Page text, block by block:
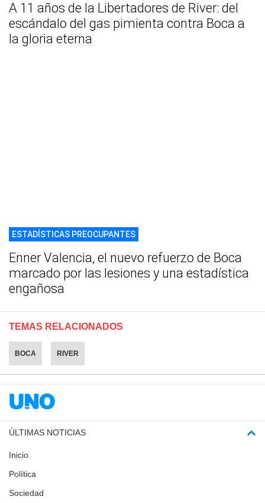
A 11 años de la Libertadores de River: del
escándalo del gas pimienta contra Boca a
la gloria eterna
ESTADÍSTICAS PREOCUPANTES
Enner Valencia, el nuevo refuerzo de Boca
marcado por las lesiones y una estadística
engañosa
TEMAS RELACIONADOS
BOCA RIVER
ÚLTIMAS NOTICIAS
Inicio
Política
Sociedad